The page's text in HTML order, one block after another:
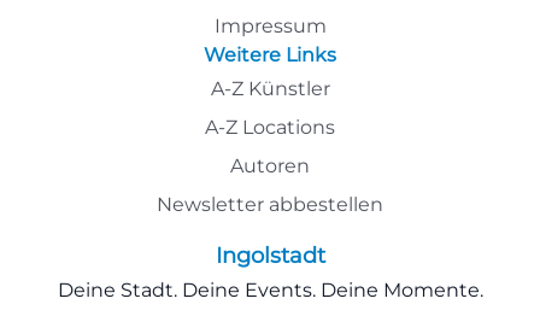
Impressum
Weitere Links
A-Z Künstler
A-Z Locations
Autoren
Newsletter abbestellen
Ingolstadt
Deine Stadt. Deine Events. Deine Momente.